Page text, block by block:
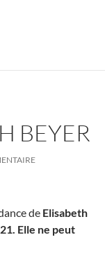
BEYER
de Elisabeth
Elle ne peut